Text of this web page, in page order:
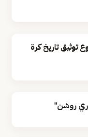
تاريخ كرة
روشن"